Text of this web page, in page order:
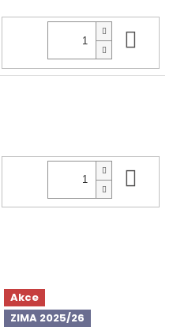
Akce
ZIMA 2025/26